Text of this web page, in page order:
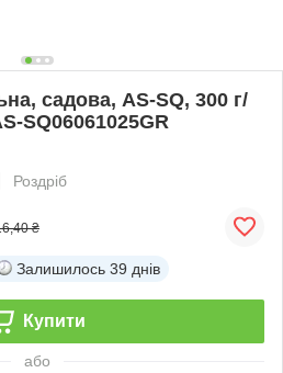
садова, AS-SQ, 300 г/
SQ06061025GR
Роздріб
₴
Залишилось 39 днів
Купити
або